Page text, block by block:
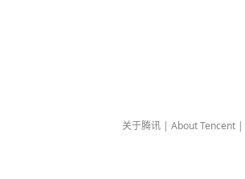
关于腾讯 | About Tencent |